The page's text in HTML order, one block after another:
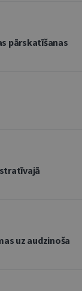
pārskatīšanas
uz audzinoša